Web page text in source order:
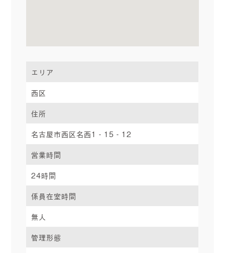
エリア
西区
住所
名古屋市西区名西1‐15‐12
営業時間
24時間
係員在室時間
無人
管理形態